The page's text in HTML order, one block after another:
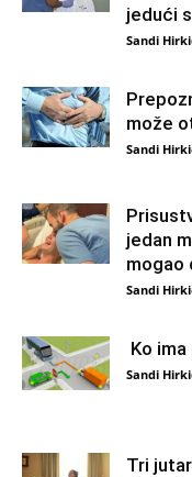
jedući
Sandi
može
Sandi
jedan
mogao
Sandi
Ko
Sandi
Tri